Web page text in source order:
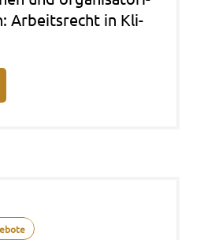
Arbeits­recht in Kli­